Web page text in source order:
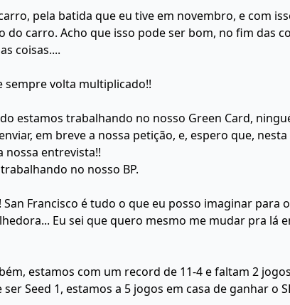
pela batida que eu tive em novembro, e com
carro. Acho que isso pode ser bom, no fim das
coisas....
sempre volta multiplicado!!
estamos trabalhando no nosso Green Card,
em breve a nossa petição, e, espero que,
nossa entrevista!!
no nosso BP.
Francisco é tudo o que eu posso imaginar para
Eu sei que quero mesmo me mudar pra lá
estamos com um record de 11-4 e faltam 2
Seed 1, estamos a 5 jogos em casa de ganhar o